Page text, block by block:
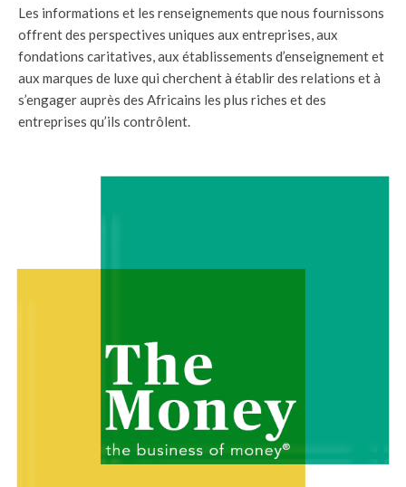
Les informations et les renseignements que nous fournissons
offrent des perspectives uniques aux entreprises, aux
fondations caritatives, aux établissements d’enseignement et
aux marques de luxe qui cherchent à établir des relations et à
s’engager auprès des Africains les plus riches et des
entreprises qu’ils contrôlent.